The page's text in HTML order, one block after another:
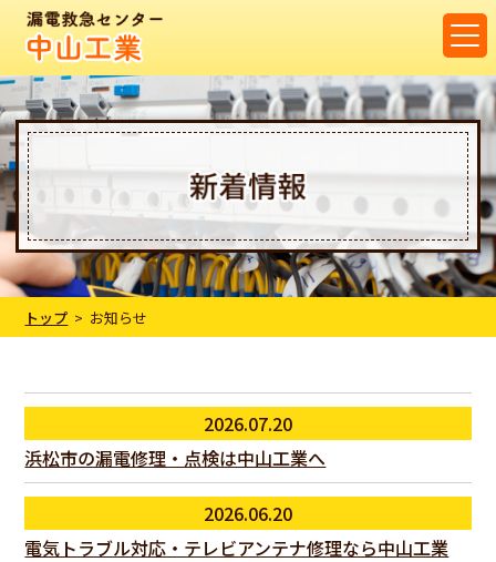
トップ お知らせ
2026.07.20
浜松市の漏電修理・点検は中山工業へ
2026.06.20
電気トラブル対応・テレビアンテナ修理なら中山工業